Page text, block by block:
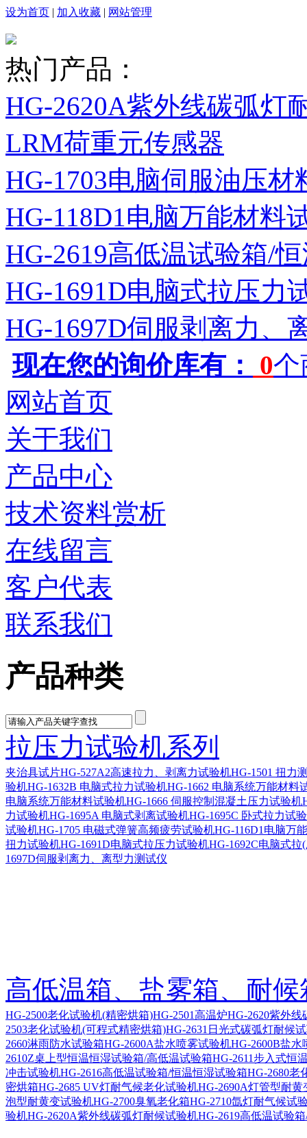
设为首页 | 加入收藏 | 网站管理
热门产品：
HG-2620A紫外线碳弧灯
LRM荷重元传感器
HG-1703电脑伺服油压材
HG-118D1电脑万能材料
HG-2619高低温试验箱/
HG-1691D电脑式拉压力
HG-1697D伺服剥离力、
现在您的询价库有：
0个
网站首页
关于我们
产品中心
技术资料赏析
在线留言
客户代表
联系我们
产品种类
拉压力试验机系列
夹治具试片HG-527A2高速拉力、剥离力试验机HG-1501 扭力
验机HG-1632B 电脑式拉力试验机HG-1662 电脑系统万能材料
电脑系统万能材料试验机HG-1666 伺服控制混凝土压力试验机
力试验机HG-1695A 电脑式剥离试验机HG-1695C 卧式拉力试
试验机HG-1705 电磁式弹簧高频疲劳试验机HG-116D1电脑万
扭力试验机HG-1691D电脑式拉压力试验机HG-1692C电脑式拉
1697D伺服剥离力、离型力测试仪
高低温箱、盐雾箱、耐
HG-2500老化试验机(精密烘箱)HG-2501高温炉HG-2620紫外线
2503老化试验机(可程式精密烘箱)HG-2631日光式碳弧灯耐候
2660淋雨防水试验箱HG-2600A盐水喷雾试验机HG-2600B盐水
2610Z桌上型恒温恒湿试验箱/高低温试验箱HG-2611步入式恒
冲击试验机HG-2616高低温试验箱/恒温恒湿试验箱HG-2680老
密烘箱HG-2685 UV灯耐气候老化试验机HG-2690A灯管型耐黄
泡型耐黄变试验机HG-2700臭氧老化箱HG-2710氙灯耐气候试
验机HG-2620A紫外线碳弧灯耐候试验机HG-2619高低温试验